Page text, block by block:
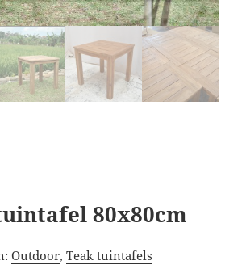
80x80cm
Outdoor, Teak tuintafels